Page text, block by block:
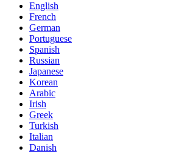
English
French
German
Portuguese
Spanish
Russian
Japanese
Korean
Arabic
Irish
Greek
Turkish
Italian
Danish